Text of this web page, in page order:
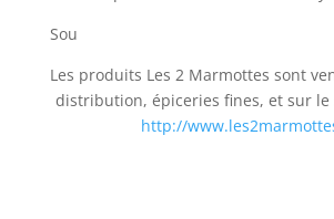
Sou
Les produits Les 2 Marmottes sont
distribution, épiceries fines, et sur le
http://